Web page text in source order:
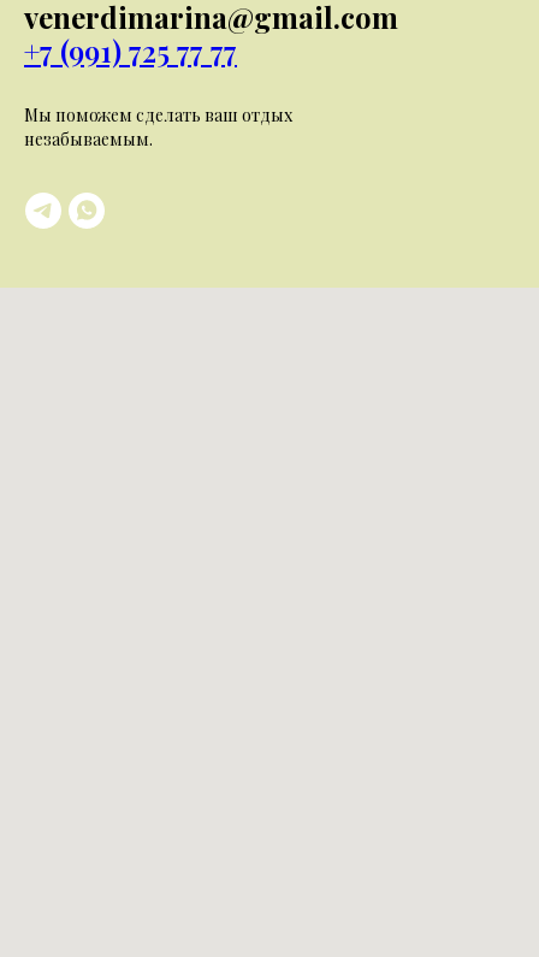
venerdimarina@gmail.com
+7 (991) 725 77 77
Мы поможем сделать ваш отдых
незабываемым.